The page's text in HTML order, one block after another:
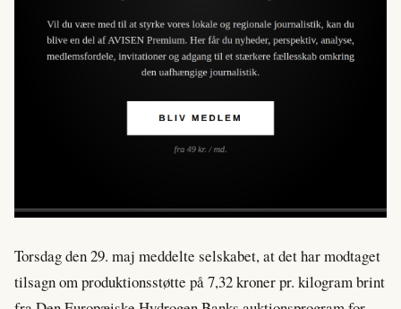
Torsdag den 29. maj meddelte selskabet, at det har modtaget
tilsagn om produktionsstøtte på 7,32 kroner pr. kilogram brint